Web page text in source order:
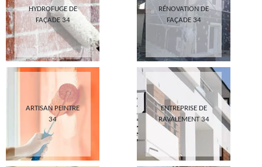
HYDROFUGE DE
FAÇADE 34
RÉNOVATION DE
FAÇADE 34
ARTISAN PEINTRE
34
ENTREPRISE DE
RAVALEMENT 34